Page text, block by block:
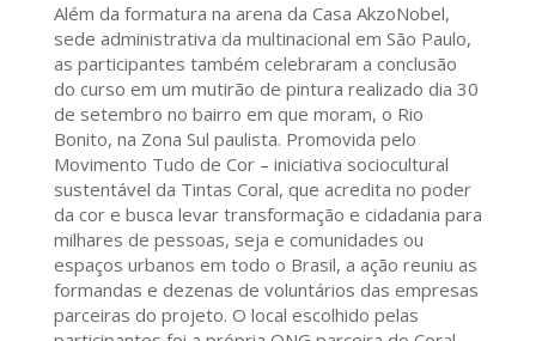
Além da formatura na arena da Casa AkzoNobel,
sede administrativa da multinacional em São Paulo,
as participantes também celebraram a conclusão
do curso em um mutirão de pintura realizado dia 30
de setembro no bairro em que moram, o Rio
Bonito, na Zona Sul paulista. Promovida pelo
Movimento Tudo de Cor – iniciativa sociocultural
sustentável da Tintas Coral, que acredita no poder
da cor e busca levar transformação e cidadania para
milhares de pessoas, seja e comunidades ou
espaços urbanos em todo o Brasil, a ação reuniu as
formandas e dezenas de voluntários das empresas
parceiras do projeto. O local escolhido pelas